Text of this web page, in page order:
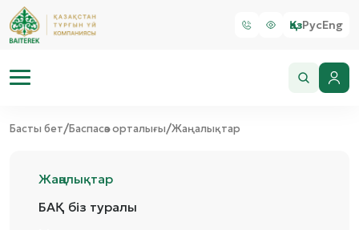
ҚазРусEng
Басты бет/Баспасөз орталығы/Жаңалықтар
Жаңалықтар
БАҚ біз туралы